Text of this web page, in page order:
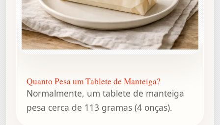
Quanto Pesa um Tablete de Manteiga?
Normalmente, um tablete de manteiga
pesa cerca de 113 gramas (4 onças).